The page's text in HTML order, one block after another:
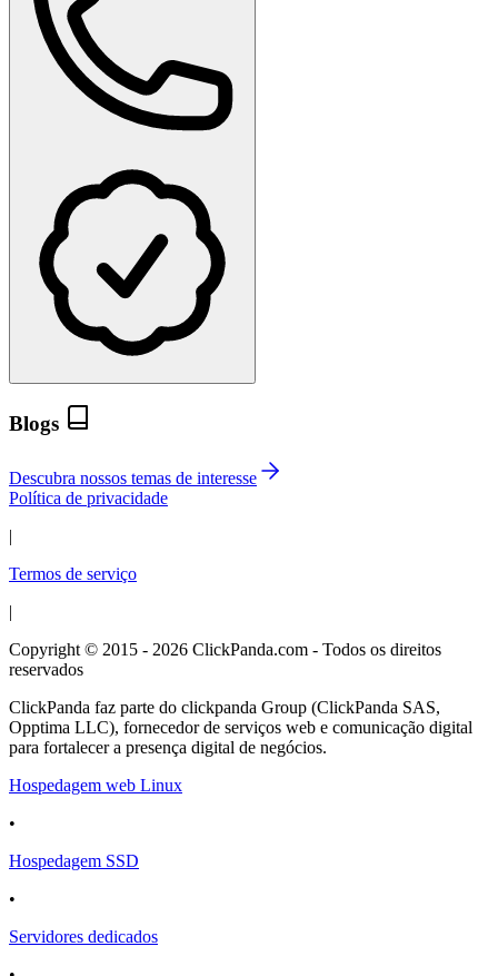
Blogs
Descubra nossos temas de interesse
Política de privacidade
|
Termos de serviço
|
Copyright © 2015 - 2026 ClickPanda.com - Todos os direitos
reservados
ClickPanda faz parte do clickpanda Group (ClickPanda SAS,
Opptima LLC), fornecedor de serviços web e comunicação digital
para fortalecer a presença digital de negócios.
Hospedagem web Linux
•
Hospedagem SSD
•
Servidores dedicados